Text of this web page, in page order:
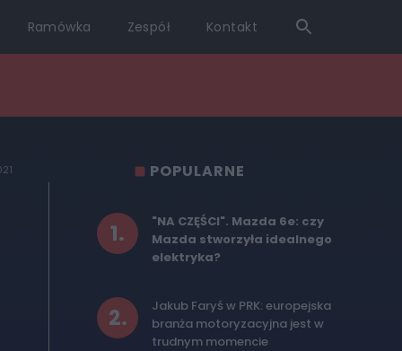
Ramówka Zespół Kontakt
POPULARNE
1.
"NA CZĘŚCI". Mazda 6e: czy
Mazda stworzyła idealnego
elektryka?
2.
Jakub Faryś w PRK: europejska
branża motoryzacyjna jest w
trudnym momencie